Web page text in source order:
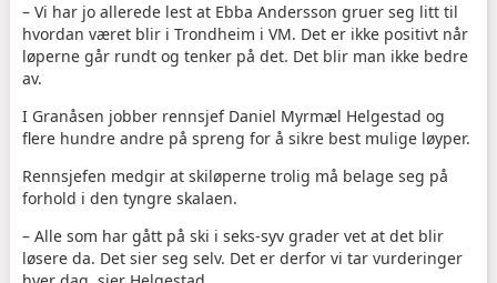
– Vi har jo allerede lest at Ebba Andersson gruer seg litt til
hvordan været blir i Trondheim i VM. Det er ikke positivt når
løperne går rundt og tenker på det. Det blir man ikke bedre
av.
I Granåsen jobber rennsjef Daniel Myrmæl Helgestad og
flere hundre andre på spreng for å sikre best mulige løyper.
Rennsjefen medgir at skiløperne trolig må belage seg på
forhold i den tyngre skalaen.
– Alle som har gått på ski i seks-syv grader vet at det blir
løsere da. Det sier seg selv. Det er derfor vi tar vurderinger